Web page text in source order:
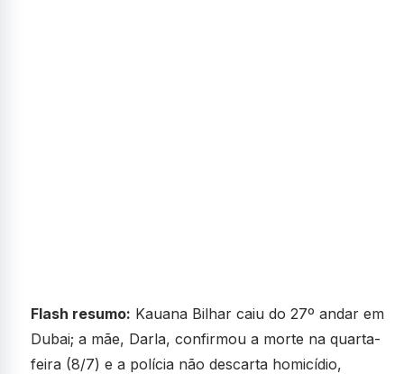
Flash resumo: Kauana Bilhar caiu do 27º andar em
Dubai; a mãe, Darla, confirmou a morte na quarta-
feira (8/7) e a polícia não descarta homicídio,